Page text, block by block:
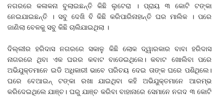
ନଗରରେ କଳାକନା ବୁଲାଇଛନ୍ତି କିଛି ଲୁଟେରା । ପ୍ରାୟ ୩ କୋଟି ଟଙ୍କା
ନେଇଯାଇଛନ୍ତି । ସବୁ ଦେଖି ବି କିଛି କରିପାରିନାହାନ୍ତି ଘର ମାଲିକ । ପରେ
ଜାଣିଲା ବେଳକୁ ସବୁ କିଛି ଚାଲିଯାଇଥିଲା ।
ଦିଲ୍ଲୀର ହରିଦାସ ନଗରରେ ସକାଳୁ କିଛି ଲୋକ ଦ୍ୱାରକାର ବାବା ହରିଦାସ
ନାଗରରେ ଥିବା ଏକ ଘରର କବାଟ ବାଡେଇଥିଲେ। କବାଟ ଖୋଲିବା ପରେ
ଅଭିଯୁକ୍ତମାନେ ଇଡି ଅଧିକାରୀ ଭାବେ ପରିଚୟ ଦେଇ ତାଙ୍କ ଘରେ ପଶିଥିଲେ।
ଘରେ ବେଆଇନ୍‌ ଟଙ୍କା ରଖା ଯାଇଥିବା କହି ଅଭିଯୁକ୍ତମାନେ ଆରମ୍ଭ
କରିଦେଇଥିଲେ ଯାଞ୍ଚ। ଘରୁ ଯାଞ୍ଚ କରିବା ବାହାନାରେ ସେମାନେ ନଗଦ ୩ କୋଟି